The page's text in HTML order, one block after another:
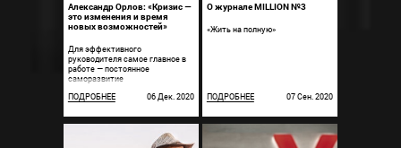
Александр Орлов: «Кризис —
это изменения и время
новых возможностей»
Для эффективного
руководителя самое главное в
работе — постоянное
саморазвитие
ПОДРОБНЕЕ
06 Дек. 2020
О журнале MILLION №3
«Жить на полную»
ПОДРОБНЕЕ 07 Сен. 2020